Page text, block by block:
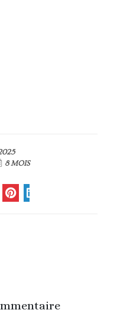
8 MOIS